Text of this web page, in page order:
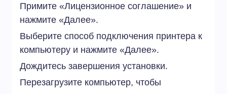
Примите «Лицензионное соглашение» и
нажмите «Далее».
Выберите способ подключения принтера к
компьютеру и нажмите «Далее».
Дождитесь завершения установки.
Перезагрузите компьютер, чтобы